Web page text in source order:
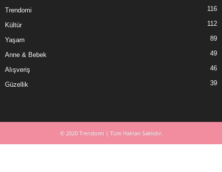
Trendomi 116
Kültür 112
Yaşam 89
Anne & Bebek 49
Alışveriş 46
Güzellik 39
© 2020 Trendomi | Tüm Hakları Saklıdır.